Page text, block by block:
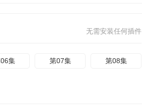
无需安装任何插件
集 第07集 第08集